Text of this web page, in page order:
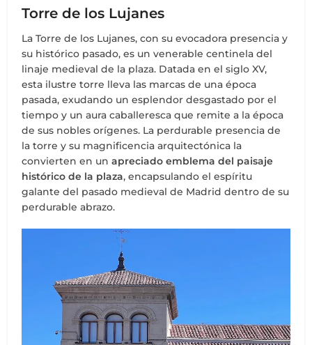
Torre de los Lujanes
La Torre de los Lujanes, con su evocadora presencia y
su histórico pasado, es un venerable centinela del
linaje medieval de la plaza. Datada en el siglo XV,
esta ilustre torre lleva las marcas de una época
pasada, exudando un esplendor desgastado por el
tiempo y un aura caballeresca que remite a la época
de sus nobles orígenes. La perdurable presencia de
la torre y su magnificencia arquitectónica la
convierten en unapreciado emblema del paisaje
histórico de la plaza, encapsulando el espíritu
galante del pasado medieval de Madrid dentro de su
perdurable abrazo.